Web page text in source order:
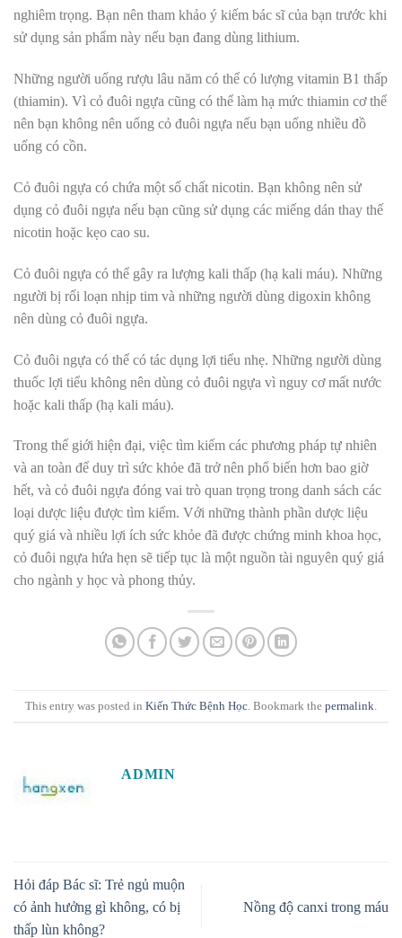
nghiêm trọng. Bạn nên tham khảo ý kiếm bác sĩ của bạn trước khi
sử dụng sản phẩm này nếu bạn đang dùng lithium.
Những người uống rượu lâu năm có thể có lượng vitamin B1 thấp
(thiamin). Vì cỏ đuôi ngựa cũng có thể làm hạ mức thiamin cơ thể
nên bạn không nên uống cỏ đuôi ngựa nếu bạn uống nhiều đồ
uống có cồn.
Cỏ đuôi ngựa có chứa một số chất nicotin. Bạn không nên sử
dụng cỏ đuôi ngựa nếu bạn cũng sử dụng các miếng dán thay thế
nicotin hoặc kẹo cao su.
Cỏ đuôi ngựa có thể gây ra lượng kali thấp (hạ kali máu). Những
người bị rối loạn nhịp tim và những người dùng digoxin không
nên dùng cỏ đuôi ngựa.
Cỏ đuôi ngựa có thể có tác dụng lợi tiểu nhẹ. Những người dùng
thuốc lợi tiểu không nên dùng cỏ đuôi ngựa vì nguy cơ mất nước
hoặc kali thấp (hạ kali máu).
Trong thế giới hiện đại, việc tìm kiếm các phương pháp tự nhiên
và an toàn để duy trì sức khỏe đã trở nên phổ biến hơn bao giờ
hết, và cỏ đuôi ngựa đóng vai trò quan trọng trong danh sách các
loại dược liệu được tìm kiếm. Với những thành phần dược liệu
quý giá và nhiều lợi ích sức khỏe đã được chứng minh khoa học,
cỏ đuôi ngựa hứa hẹn sẽ tiếp tục là một nguồn tài nguyên quý giá
cho ngành y học và phong thủy.
This entry was posted in Kiến Thức Bệnh Học . Bookmark the permalink
ADMIN
Hỏi đáp Bác sĩ: Trẻ ngủ muộn
có ảnh hưởng gì không, có bị
thấp lùn không?
Nồng độ canxi trong máu